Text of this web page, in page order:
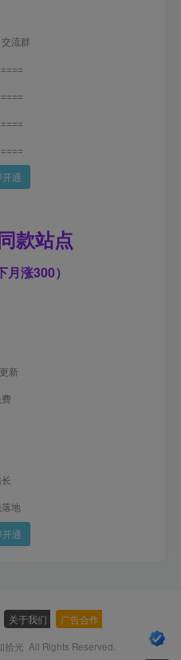
流群
开通
款站点
涨300）
新
地
开通
关于我们 广告合作
拾光 All Rights Reserved.